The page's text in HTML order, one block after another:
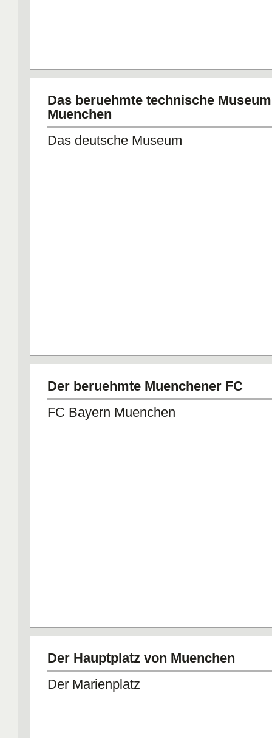
Das beruehmte technische
Muenchen
Das deutsche Museum
Der beruehmte Muenchener FC
FC Bayern Muenchen
Der Hauptplatz von Muenchen
Der Marienplatz